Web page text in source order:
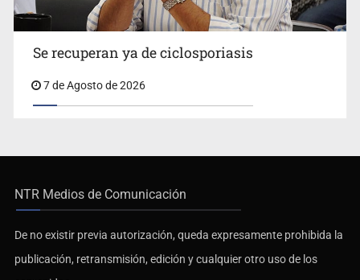
Se recuperan ya de ciclosporiasis
7 de Agosto de 2026
NTR Medios de Comunicación
De no existir previa autorización, queda expresamente prohibida la
publicación, retransmisión, edición y cualquier otro uso de los